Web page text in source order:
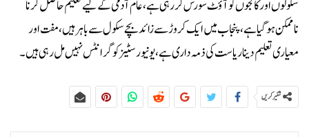
سکولوں اور کالجوں کو آؤٹ سورس کر رہی ہے، عام آدمی کے لیے تعلیم حاصل کرنا
ناممکن ہوگیا ہے، پنجاب میں ایک کروڑ سے زائد بچے سکول سے باہر ہیں، مفت اور
معیاری تعلیم دینا ریاست کی ذمہ داری ہے، یونیورسٹیز کو گرانٹس نہیں مل رہی ہیں۔
شئیر کریں